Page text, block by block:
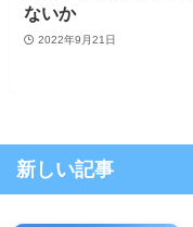
ないか
2022年9月21日
新しい記事